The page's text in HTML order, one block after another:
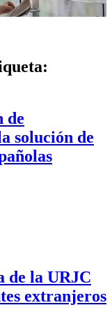
de
solución de
de la URJC
extranjeros